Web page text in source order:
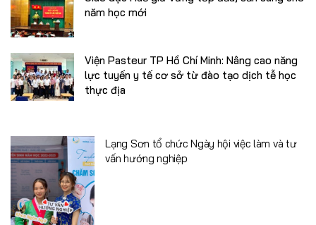
năm học mới
Viện Pasteur TP Hồ Chí Minh: Nâng cao năng
lực tuyến y tế cơ sở từ đào tạo dịch tễ học
thực địa
Lạng Sơn tổ chức Ngày hội việc làm và tư
vấn hướng nghiệp